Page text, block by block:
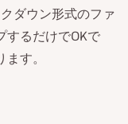
ダウン形式のファ
するだけでOKで
す。